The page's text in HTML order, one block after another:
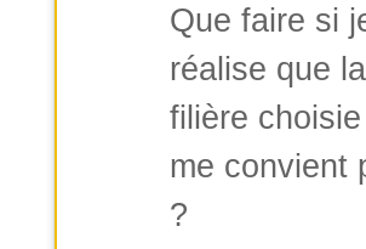
Que faire si
réalise que la
filière
me convient
?